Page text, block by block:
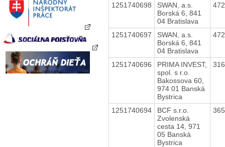
1251740698
SWAN, a.s.
Borská 6, 841
04 Bratislava
1251740697
SWAN, a.s.
Borská 6, 841
04 Bratislava
1251740696
PRIMA INVEST,
spol. s r.o.
Bakossova 60,
974 01 Banská
Bystrica
1251740694
BCF s.r.o.
Zvolenská
cesta 14, 971
05 Banská
Bystrica